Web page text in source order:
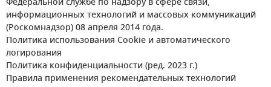
Федеральной службе по надзору в сфере связи,
информационных технологий и массовых коммуникаций
(Роскомнадзор) 08 апреля 2014 года.
Политика использования Cookie и автоматического
логирования
Политика конфиденциальности (ред. 2023 г.)
Правила применения рекомендательных технологий